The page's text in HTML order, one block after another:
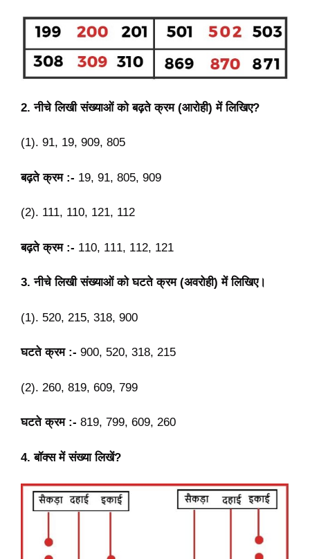
2. नीचे लिखी संख्याओं को बढ़ते क्रम (आरोही) में लिखिए?
(1). 91, 19, 909, 805
बढ़ते क्रम :- 19, 91, 805, 909
(2). 111, 110, 121, 112
बढ़ते क्रम :- 110, 111, 112, 121
3. नीचे लिखी संख्याओं को घटते क्रम (अवरोही) में लिखिए।
(1). 520, 215, 318, 900
घटते क्रम :- 900, 520, 318, 215
(2). 260, 819, 609, 799
घटते क्रम :- 819, 799, 609, 260
4. बॉक्स में संख्या लिखें?